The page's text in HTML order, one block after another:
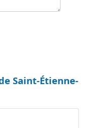
Saint-Étienne-